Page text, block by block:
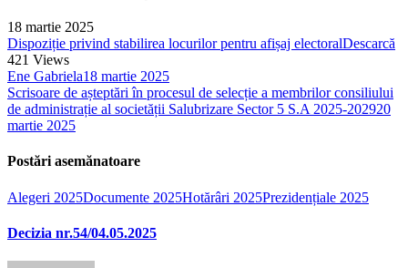
18 martie 2025
Dispoziție privind stabilirea locurilor pentru afișaj electoralDescarcă
421 Views
Ene Gabriela18 martie 2025
Scrisoare de așteptări în procesul de selecție a membrilor consiliului
de administrație al societății Salubrizare Sector 5 S.A 2025-202920
martie 2025
Postări asemănatoare
Alegeri 2025Documente 2025Hotărâri 2025Prezidențiale 2025
Decizia nr.54/04.05.2025